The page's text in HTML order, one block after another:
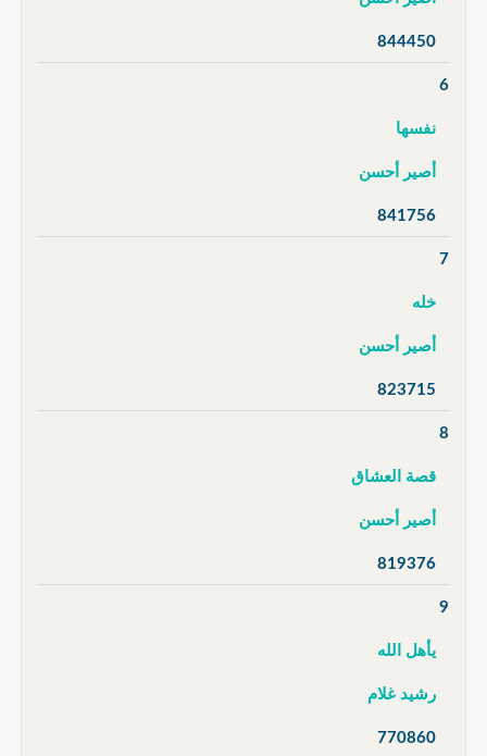
844450
6
نفسها
أصير أحسن
841756
7
خله
أصير أحسن
823715
8
قصة العشاق
أصير أحسن
819376
9
يأهل الله
رشيد غلام
770860